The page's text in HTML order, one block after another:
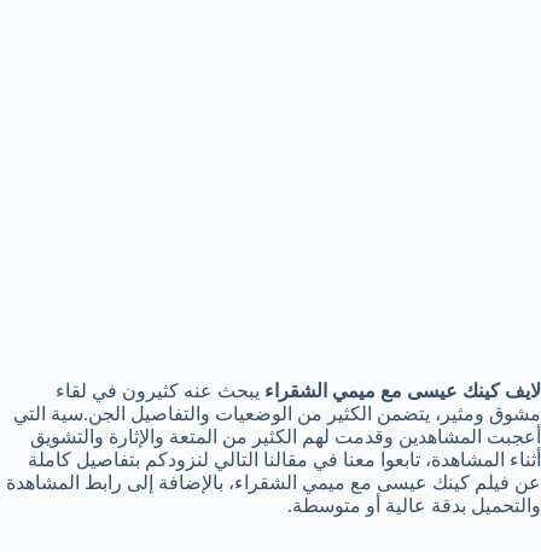
لايف كينك عيسى مع ميمي الشقراء يبحث عنه كثيرون في لقاء
مشوق ومثير، يتضمن الكثير من الوضعيات والتفاصيل الجن.سية التي
أعجبت المشاهدين وقدمت لهم الكثير من المتعة والإثارة والتشويق
أثناء المشاهدة، تابعوا معنا في مقالنا التالي لنزودكم بتفاصيل كاملة
عن فيلم كينك عيسى مع ميمي الشقراء، بالإضافة إلى رابط المشاهدة
والتحميل بدقة عالية أو متوسطة.